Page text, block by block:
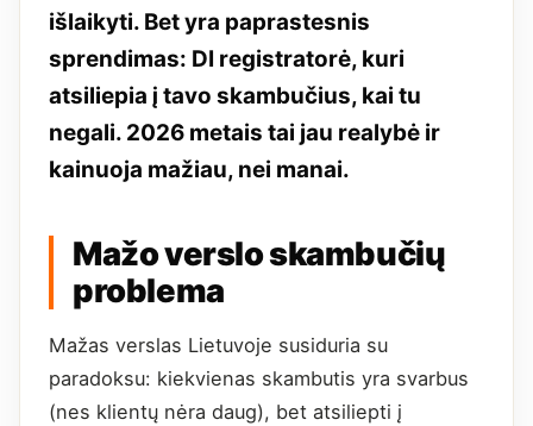
išlaikyti. Bet yra paprastesnis
sprendimas: DI registratorė, kuri
atsiliepia į tavo skambučius, kai tu
negali. 2026 metais tai jau realybė ir
kainuoja mažiau, nei manai.
Mažo verslo skambučių
problema
Mažas verslas Lietuvoje susiduria su
paradoksu: kiekvienas skambutis yra svarbus
(nes klientų nėra daug), bet atsiliepti į